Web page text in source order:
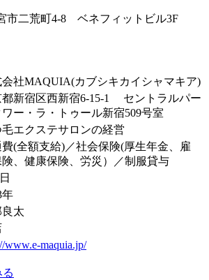
市二荒町4-8 ベネフィットビル3F
会社MAQUIA(カブシキカイシャマキア)
都新宿区西新宿6-15-1 セントラルパー
ワー・ラ・トゥール新宿509号室
毛エクステサロンの経営
(全額支給)／社会保険(厚生年金、雇
険、健康保険、労災）／制服貸与
年
良太
www.e-maquia.jp/